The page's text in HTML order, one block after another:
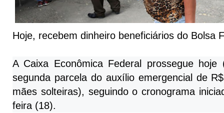
Hoje, recebem dinheiro beneficiários do Bolsa
A Caixa Econômica Federal prossegue
segunda parcela do auxílio emergencial de
mães solteiras), seguindo o cronograma
feira (18).